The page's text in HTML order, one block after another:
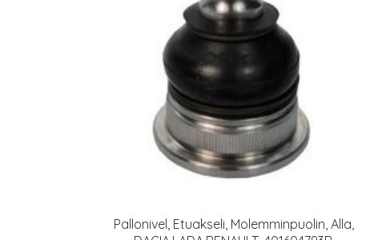
Pallonivel, Etuakseli, Molemminpuolin, Alla,